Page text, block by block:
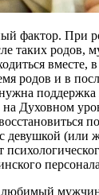
фактор. При
таких
вместе,
родов и в
Духовном
девушкой (или